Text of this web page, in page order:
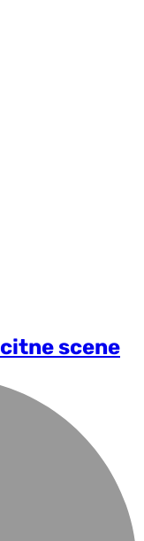
scene